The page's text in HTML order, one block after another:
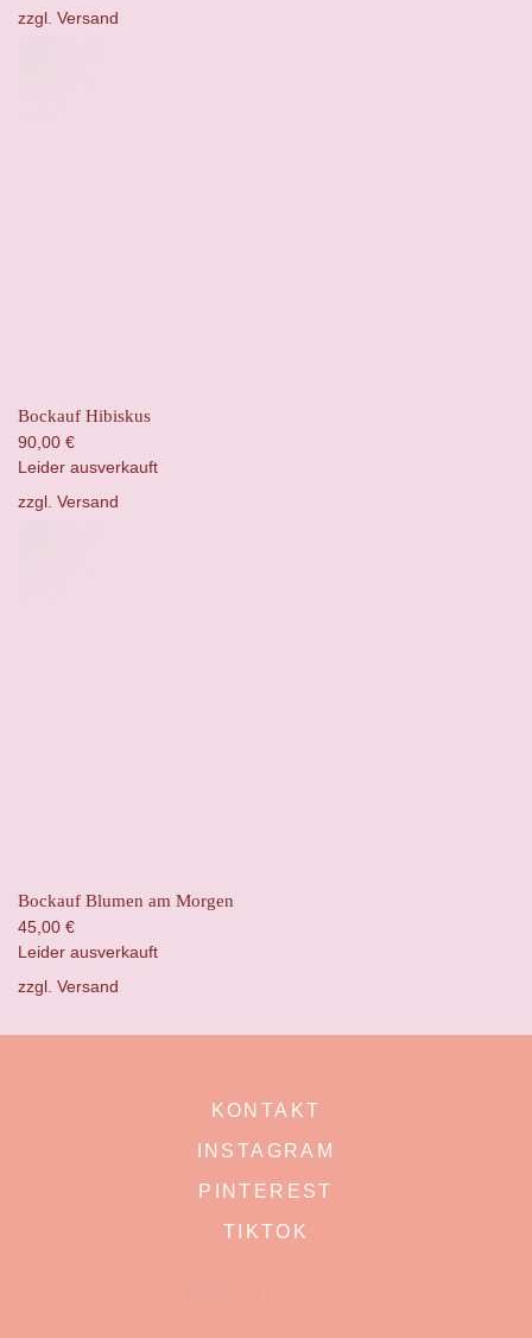
zzgl. Versand
Bockauf Hibiskus
90,00 €
Leider ausverkauft
zzgl. Versand
Bockauf Blumen am Morgen
45,00 €
Leider ausverkauft
zzgl. Versand
KONTAKT
INSTAGRAM
PINTEREST
TIKTOK